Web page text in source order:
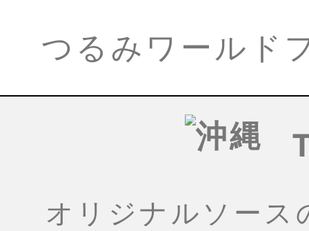
つるみワールド
オリジナルソース